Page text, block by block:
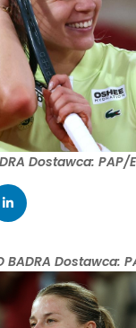
Dostawca: PAP/
BADRA Dostawca: